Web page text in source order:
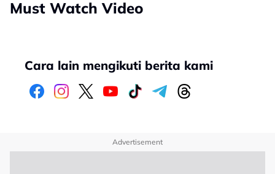
Must Watch Video
Cara lain mengikuti berita kami
Advertisement